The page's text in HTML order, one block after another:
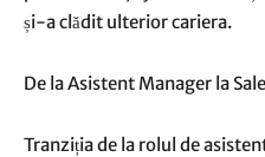
și-a clădit ulterior cariera.
De la Asistent Manager la
Tranziția de la rolul de